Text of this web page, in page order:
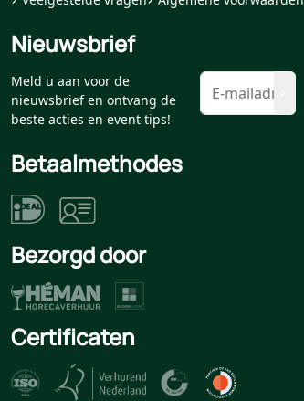
Nieuwsbrief
Meld u aan voor de
nieuwsbrief en ontvang de
beste acties en event tips!
Betaalmethodes
Bezorgd door
Certificaten